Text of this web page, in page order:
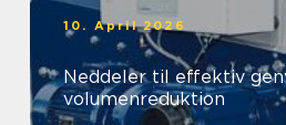
10. April 2026
Neddeler til effektiv
volumenreduktion